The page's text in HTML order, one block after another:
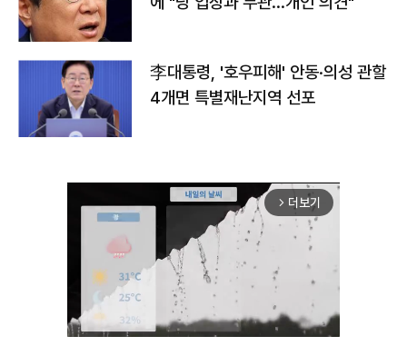
李대통령, '호우피해' 안동·의성 관할
4개면 특별재난지역 선포
arrow_forward_ios 더보기